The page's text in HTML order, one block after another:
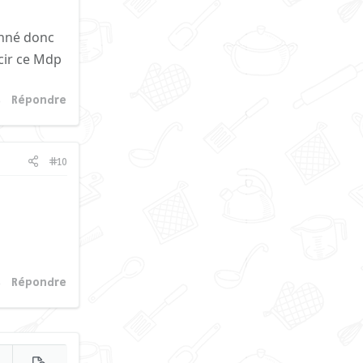
donc
ce Mdp
Répondre
#10
Répondre